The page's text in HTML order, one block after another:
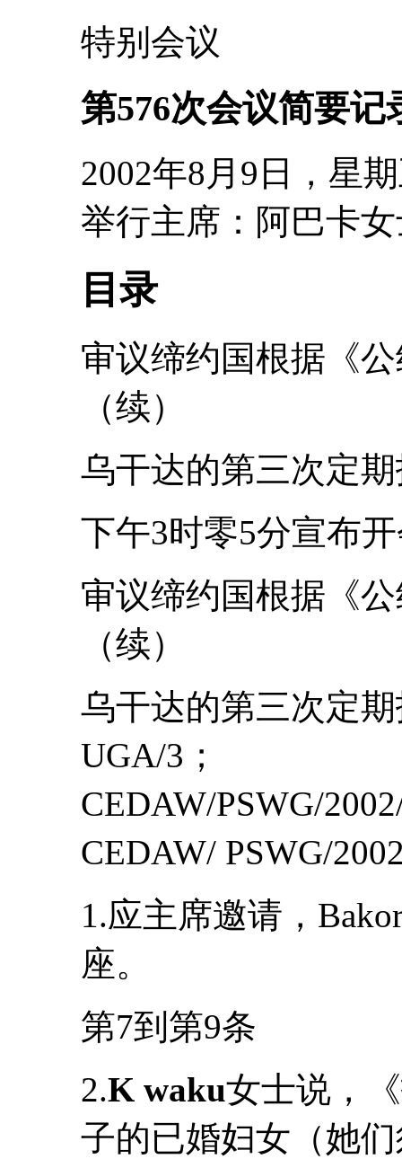
特别会议
第576次会议简要记
2002年8月9日，星
举行主席：阿巴卡
目录
审议缔约国根据《
（续）
乌干达的第三次定
下午3时零5分宣布
审议缔约国根据《
（续）
乌干达的第三次定
UGA/3；
CEDAW/PSWG/
CEDAW/ PSWG/
1.应主席邀请，
座。
第7到第9条
2.K waku女士说，
子的已婚妇女（她